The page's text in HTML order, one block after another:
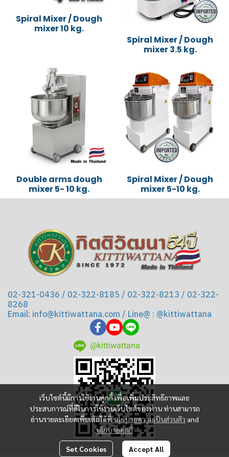
Spiral Mixer / Dough
mixer 10 kg.
Spiral Mixer / Dough
mixer 3.5 kg.
Double arms dough
mixer 5- 10 kg.
Spiral Mixer / Dough
mixer 5-10 kg.
เว็บไซต์นี้มีการใช้งานคุกกี้ เพื่อเพิ่มประสิทธิภาพและ
ประสบการณ์ที่ดีในการใช้งานเว็บไซต์ของท่าน ท่านสามารถ
อ่านรายละเอียดเพิ่มเติมได้ที่ นโยบายความเป็นส่วนตัว and
นโยบายคุกกี้
Set Cookies Accept All
02-321-0436 / 02-322-8185 / 02-322-8213 / 02-322-
8268
Email: info@kittiwattana.com / Line@ : @kittiwattana
@kittiwattana